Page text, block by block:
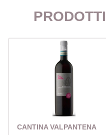
CANTINA VALPANTENA